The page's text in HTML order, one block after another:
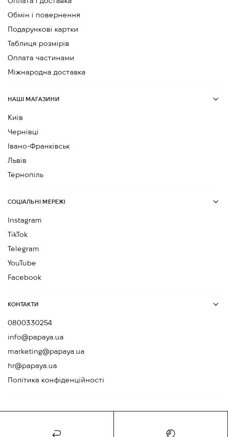
Обмін і повернення
Подарункові картки
Таблиця розмірів
Оплата частинами
Міжнародна доставка
НАШІ МАГАЗИНИ
Київ
Чернівці
Івано-Франківськ
Львів
Тернопіль
СОЦІАЛЬНІ МЕРЕЖІ
Instagram
TikTok
Telegram
YouTube
Facebook
КОНТАКТИ
0800330254
info@papaya.ua
marketing@papaya.ua
hr@papaya.ua
Політика конфіденційності